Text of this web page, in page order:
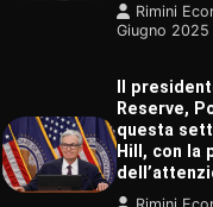
Rimini
Giugno 2025
Il
Reserve,
questa
Hill, con la
TECNOLOGIA